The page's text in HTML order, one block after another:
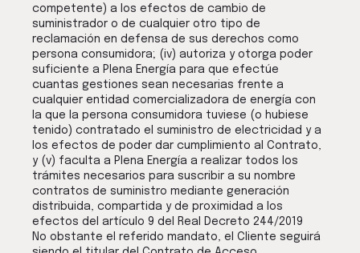
competente) a los efectos de cambio de
suministrador o de cualquier otro tipo de
reclamación en defensa de sus derechos como
persona consumidora; (iv) autoriza y otorga poder
suficiente a Plena Energía para que efectúe
cuantas gestiones sean necesarias frente a
cualquier entidad comercializadora de energía con
la que la persona consumidora tuviese (o hubiese
tenido) contratado el suministro de electricidad y a
los efectos de poder dar cumplimiento al Contrato,
y (v) faculta a Plena Energía a realizar todos los
trámites necesarios para suscribir a su nombre
contratos de suministro mediante generación
distribuida, compartida y de proximidad a los
efectos del artículo 9 del Real Decreto 244/2019
No obstante el referido mandato, el Cliente seguirá